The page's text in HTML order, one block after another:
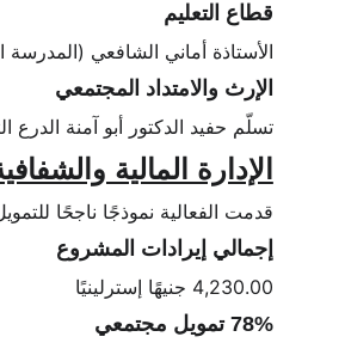
قطاع التعليم
الأستاذة أماني الشافعي (المدرسة
الإرث والامتداد المجتمعي
تسلّم حفيد الدكتور أبو آمنة
الإدارة المالية
قدمت الفعالية نموذجًا ناجحًا
إجمالي إيرادات المشروع
4,230.00 جنيهًا إسترلينيًا
78% تمويل مجتمعي